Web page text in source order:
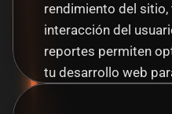
rendimiento del
interacción del
reportes permiten
tu desarrollo web